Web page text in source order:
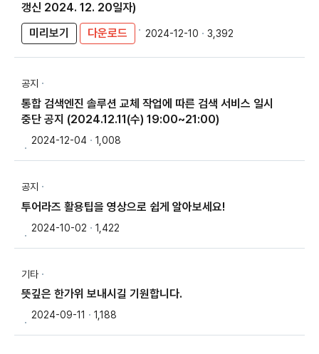
갱신 2024. 12. 20일자)
미리보기
다운로드 2024-12-10 3,392
공지
통합 검색엔진 솔루션 교체 작업에 따른 검색 서비스 일시
중단 공지 (2024.12.11(수) 19:00~21:00)
2024-12-04 1,008
공지
투어라즈 활용팁을 영상으로 쉽게 알아보세요!
2024-10-02 1,422
기타
뜻깊은 한가위 보내시길 기원합니다.
2024-09-11 1,188